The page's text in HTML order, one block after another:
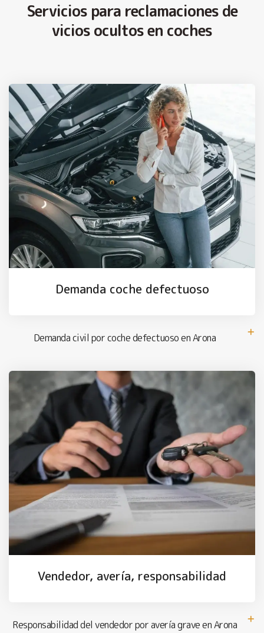
Servicios para reclamaciones de
vicios ocultos en coches
Demanda coche defectuoso
Demanda civil por coche defectuoso en Arona
Vendedor, avería, responsabilidad
Responsabilidad del vendedor por avería grave en Arona